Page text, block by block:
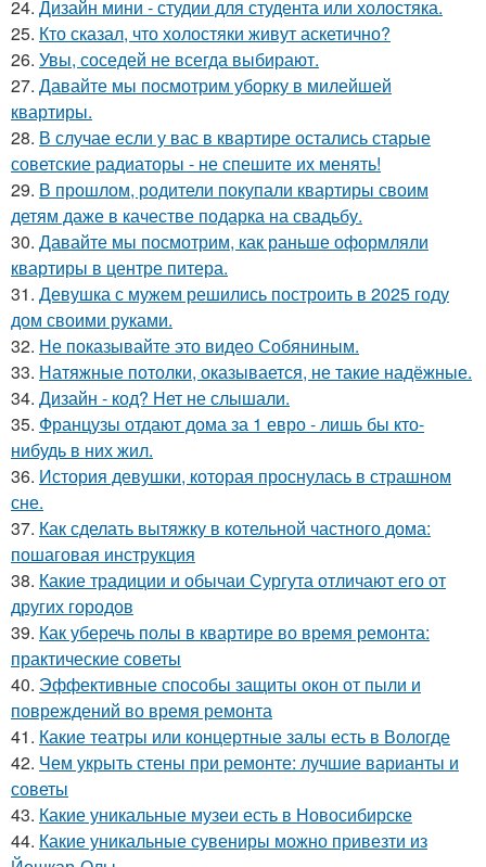
24. Дизайн мини - студии для студента или холостяка.
25. Кто сказал, что холостяки живут аскетично?
26. Увы, соседей не всегда выбирают.
27. Давайте мы посмотрим уборку в милейшей
квартиры.
28. В случае если у вас в квартире остались старые
советские радиаторы - не спешите их менять!
29. В прошлом, родители покупали квартиры своим
детям даже в качестве подарка на свадьбу.
30. Давайте мы посмотрим, как раньше оформляли
квартиры в центре питера.
31. Девушка с мужем решились построить в 2025 году
дом своими руками.
32. Не показывайте это видео Собяниным.
33. Натяжные потолки, оказывается, не такие надёжные.
34. Дизайн - код? Нет не слышали.
35. Французы отдают дома за 1 евро - лишь бы кто-
нибудь в них жил.
36. История девушки, которая проснулась в страшном
сне.
37. Как сделать вытяжку в котельной частного дома:
пошаговая инструкция
38. Какие традиции и обычаи Сургута отличают его от
других городов
39. Как уберечь полы в квартире во время ремонта:
практические советы
40. Эффективные способы защиты окон от пыли и
повреждений во время ремонта
41. Какие театры или концертные залы есть в Вологде
42. Чем укрыть стены при ремонте: лучшие варианты и
советы
43. Какие уникальные музеи есть в Новосибирске
44. Какие уникальные сувениры можно привезти из